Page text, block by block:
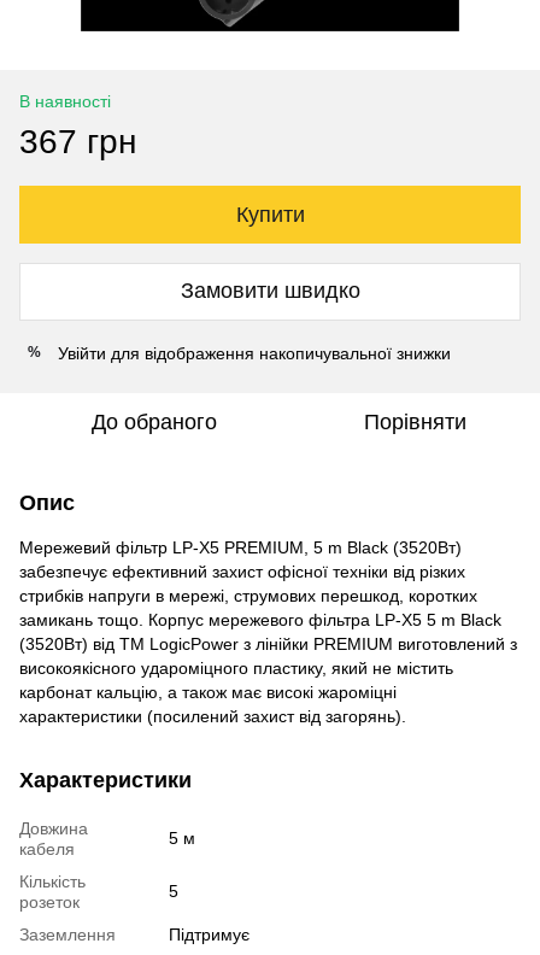
В наявності
367 грн
Купити
Замовити швидко
% Увійти для відображення накопичувальної знижки
До обраного Порівняти
Опис
Мережевий фільтр LP-X5 PREMIUM, 5 m Black (3520Вт)
забезпечує ефективний захист офісної техніки від різких
стрибків напруги в мережі, струмових перешкод, коротких
замикань тощо. Корпус мережевого фільтра LP-X5 5 m Black
(3520Вт) від ТМ LogicPower з лінійки PREMIUM виготовлений з
високоякісного удароміцного пластику, який не містить
карбонат кальцію, а також має високі жароміцні
характеристики (посилений захист від загорянь).
Характеристики
Довжина
кабеля
5 м
Кількість
розеток
5
Заземлення
Підтримує